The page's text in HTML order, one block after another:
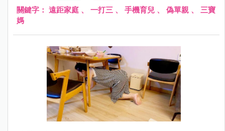
關鍵字： 遠距家庭 、 一打三 、 手機育兒 、 偽單親 、 三寶
媽